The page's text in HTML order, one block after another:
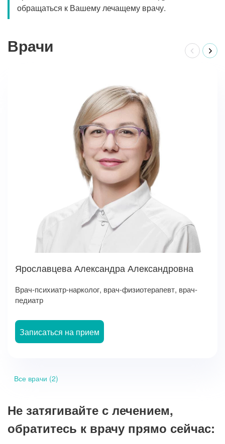
обращаться к Вашему лечащему врачу.
Врачи
Ярославцева Александра Александровна
Врач-психиатр-нарколог, врач-физиотерапевт, врач-
педиатр
Записаться на прием
Все врачи (2)
Не затягивайте с лечением,
обратитесь к врачу прямо сейчас: